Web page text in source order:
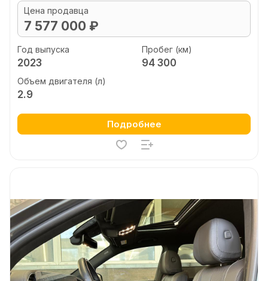
Цена продавца
7 577 000 ₽
Год выпуска
2023
Пробег (км)
94 300
Объем двигателя (л)
2.9
Подробнее